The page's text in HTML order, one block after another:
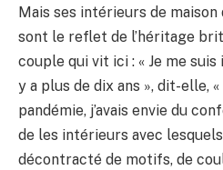
Mais ses intérieurs de maison
sont le reflet de l’héritage
couple qui vit ici : « Je me
y a plus de dix ans », dit-elle,
pandémie, j’avais envie du
de les intérieurs avec lesquels
décontracté de motifs, de